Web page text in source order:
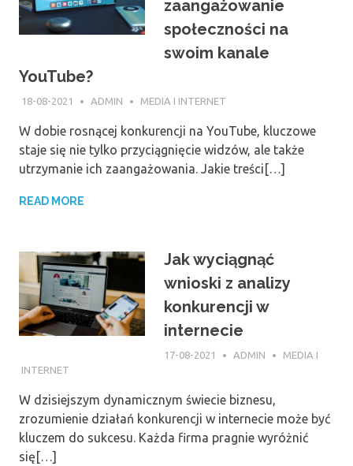
zaangażowanie
społeczności na
swoim kanale
YouTube?
18-08-2021 ADMIN MEDIA I INTERNET
W dobie rosnącej konkurencji na YouTube, kluczowe
staje się nie tylko przyciągnięcie widzów, ale także
utrzymanie ich zaangażowania. Jakie treści[…]
READ MORE
Jak wyciągnąć
wnioski z analizy
konkurencji w
internecie
17-08-2021 ADMIN
MEDIA I
INTERNET
W dzisiejszym dynamicznym świecie biznesu,
zrozumienie działań konkurencji w internecie może być
kluczem do sukcesu. Każda firma pragnie wyróżnić
się[…]